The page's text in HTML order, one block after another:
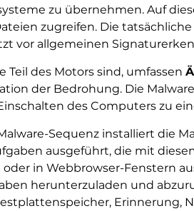
zu übernehmen. Auf
zugreifen. Die
vor allgemeinen
Teil des Motors sind, umfassen
der Bedrohung. Die
des Computers zu
Sequenz installiert die
ausgeführt, die mit
in Webbrowser-Fenstern
herunterzuladen und